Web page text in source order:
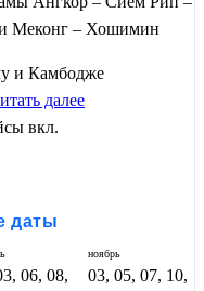
Меконг – Хошимин
и Камбодже
далее
вкл.
даты
06, 08,
ноябрь
03, 05, 07, 10,